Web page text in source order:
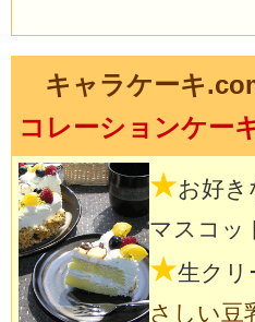
キャラケーキ
コレーションケー
★お好
マスコッ
★生クリ
さしい豆